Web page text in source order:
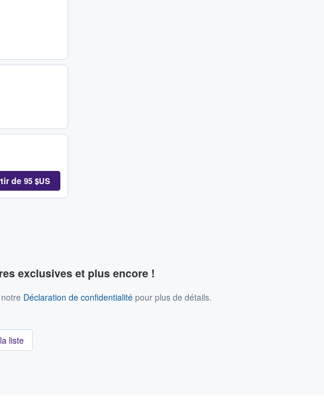
de 95 $US
exclusives et plus encore !
Déclaration de confidentialité pour plus de détails.
liste